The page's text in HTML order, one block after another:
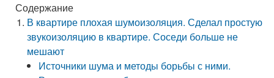
Содержание
В квартире плохая шумоизоляция. Сделал простую
звукоизоляцию в квартире. Соседи больше не
мешают
Источники шума и методы борьбы с ними.